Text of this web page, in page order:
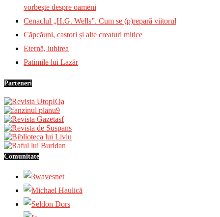
vorbește despre oameni
Cenaclul „H.G. Wells”. Cum se (p)repară viitorul
Căpcăuni, castori și alte creaturi mitice
Eternă, iubirea
Patimile lui Lazăr
Parteneri
Comunitate